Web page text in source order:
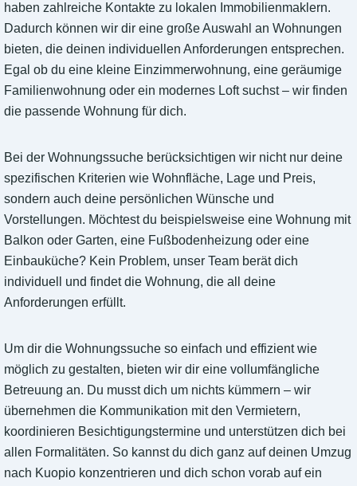
haben zahlreiche Kontakte zu lokalen Immobilienmaklern.
Dadurch können wir dir eine große Auswahl an Wohnungen
bieten, die deinen individuellen Anforderungen entsprechen.
Egal ob du eine kleine Einzimmerwohnung, eine geräumige
Familienwohnung oder ein modernes Loft suchst – wir finden
die passende Wohnung für dich.
Bei der Wohnungssuche berücksichtigen wir nicht nur deine
spezifischen Kriterien wie Wohnfläche, Lage und Preis,
sondern auch deine persönlichen Wünsche und
Vorstellungen. Möchtest du beispielsweise eine Wohnung mit
Balkon oder Garten, eine Fußbodenheizung oder eine
Einbauküche? Kein Problem, unser Team berät dich
individuell und findet die Wohnung, die all deine
Anforderungen erfüllt.
Um dir die Wohnungssuche so einfach und effizient wie
möglich zu gestalten, bieten wir dir eine vollumfängliche
Betreuung an. Du musst dich um nichts kümmern – wir
übernehmen die Kommunikation mit den Vermietern,
koordinieren Besichtigungstermine und unterstützen dich bei
allen Formalitäten. So kannst du dich ganz auf deinen Umzug
nach Kuopio konzentrieren und dich schon vorab auf ein